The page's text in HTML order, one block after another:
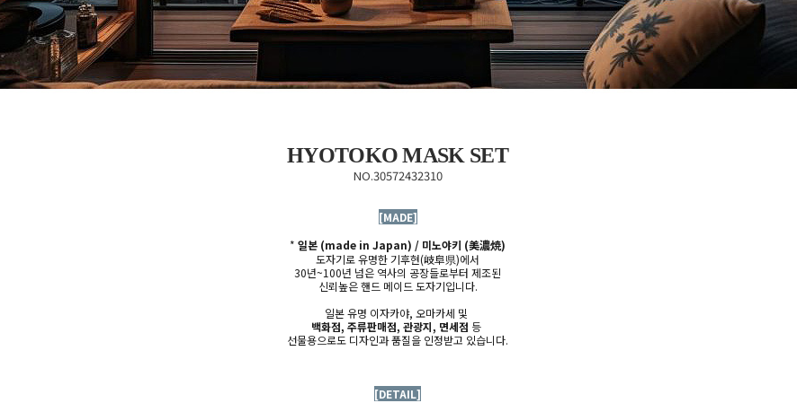
HYOTOKO MASK SET
NO.30572432310
[MADE]
* 일본 (made in Japan) / 미노야키 (美濃焼)
도자기로 유명한 기후현(岐阜県)에서
30년~100년 넘은 역사의 공장들로부터 제조된
신뢰높은 핸드 메이드 도자기입니다.
일본 유명 이자카야, 오마카세 및
백화점, 주류판매점, 관광지, 면세점 등
선물용으로도 디자인과 품질을 인정받고 있습니다.
[DETAIL]